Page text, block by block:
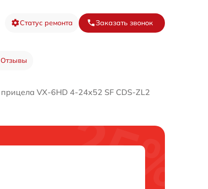
Статус ремонта Заказать звонок
Отзывы
VX-6HD 4-24x52 SF CDS-ZL2